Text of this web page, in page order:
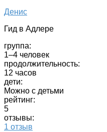
Денис
Гид в Адлере
группа:
1–4 человек
продолжительность:
12 часов
дети:
Можно с детьми
рейтинг:
5
отзывы:
1 отзыв